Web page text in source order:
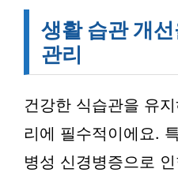
생활 습관 개
관리
건강한 식습관을 유
리에 필수적이에요.
병성 신경병증으로